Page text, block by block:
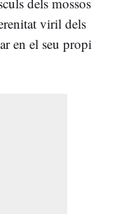
viril dels
en el seu propi